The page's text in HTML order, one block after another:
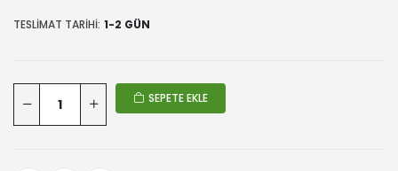
TESLIMAT TARIHI: 1-2 GÜN
SEPETE EKLE